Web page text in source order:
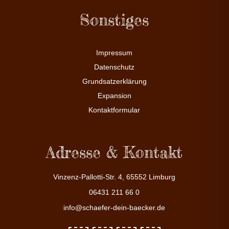
Sonstiges
Impressum
Datenschutz
Grundsatzerklärung
Expansion
Kontaktformular
Adresse & Kontakt
Vinzenz-Pallotti-Str. 4, 65552 Limburg
06431 211 66 0
info@schaefer-dein-baecker.de